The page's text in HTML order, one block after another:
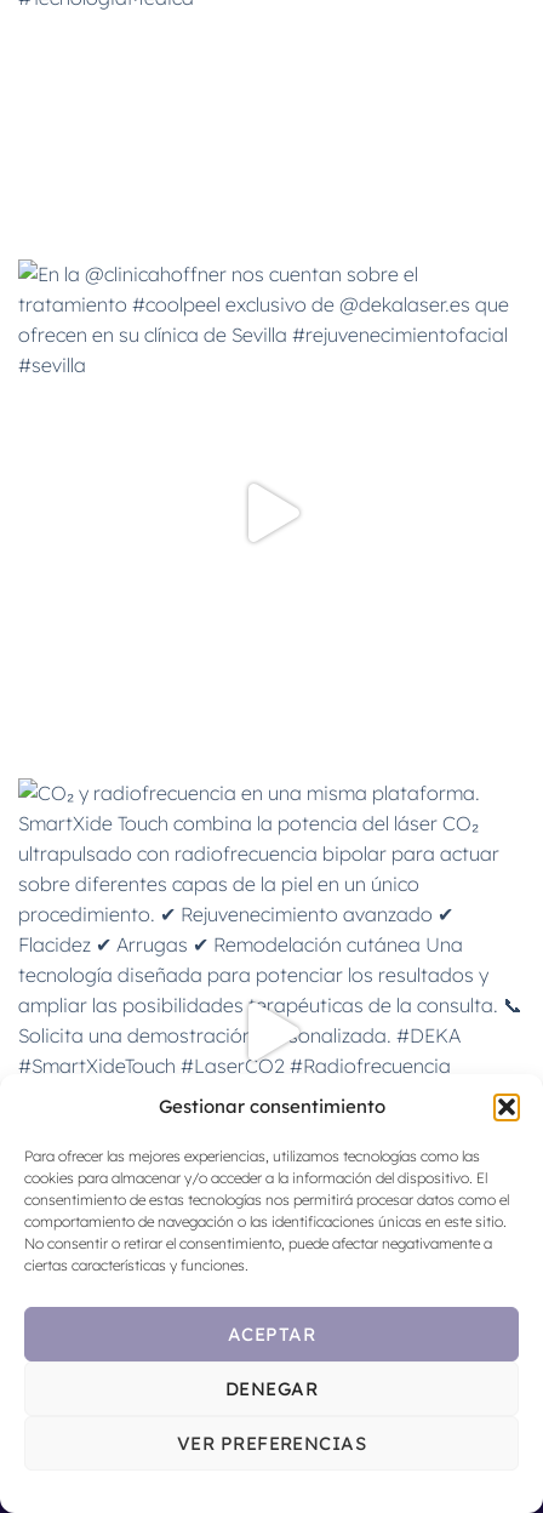
Gestionar consentimiento
Para ofrecer las mejores experiencias, utilizamos tecnologías como las
cookies para almacenar y/o acceder a la información del dispositivo. El
consentimiento de estas tecnologías nos permitirá procesar datos como el
comportamiento de navegación o las identificaciones únicas en este sitio.
No consentir o retirar el consentimiento, puede afectar negativamente a
ciertas características y funciones.
ACEPTAR
DENEGAR
VER PREFERENCIAS
Seguir en Instagram